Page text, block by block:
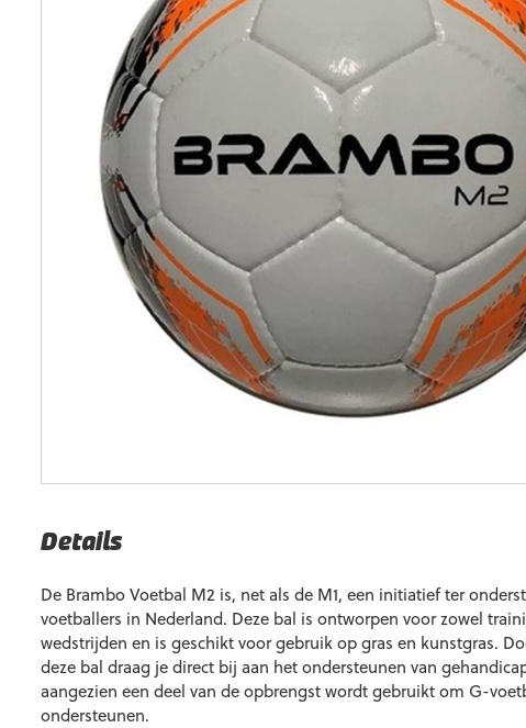
Details
De Brambo Voetbal M2 is, net als de M1, een initiatief ter
voetballers in Nederland. Deze bal is ontworpen voor zowel
wedstrijden en is geschikt voor gebruik op gras en kunstgras.
deze bal draag je direct bij aan het ondersteunen van
aangezien een deel van de opbrengst wordt gebruikt om G-
ondersteunen.